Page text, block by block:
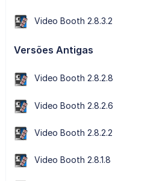
Video Booth 2.8.3.2
Versões Antigas
Video Booth 2.8.2.8
Video Booth 2.8.2.6
Video Booth 2.8.2.2
Video Booth 2.8.1.8